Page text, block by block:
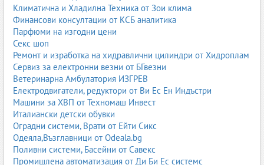
добра покривност, устойчивост на миене и лесно нанасяне.
Подходящ е за дневни, спални, коридори и офиси.
Предимства:
висока покривност
устойчивост на миене
бързо съхнене
екологичност
2. Акрилни бои
Акрилните бои са по-устойчиви и по-здрави от стандартния
латекс. Използват се в помещения с по-високо натоварване.
Подходящи за:
Климатична и Хладилна Техника от Зои клима
Финансови консултации от КСБ аналитика
Парфюми на изгодни цени
Секс шоп
Ремонт и изработка на хидравлични цилиндри от Хидроплам
Сервиз за електронни везни от БГвезни
Ветеринарна Амбулатория ИЗГРЕВ
Електродвигатели, редуктори от Ви Ес Ен Индъстри
Машини за ХВП от Техномаш Инвест
Италиански детски обувки
Оградни системи, Врати от Ейти Сикс
Одеяла,Възглавници от Odeala.bg
Поливни системи, Басейни от Савекс
Промишлена автоматизация от Ди Би Ес системс